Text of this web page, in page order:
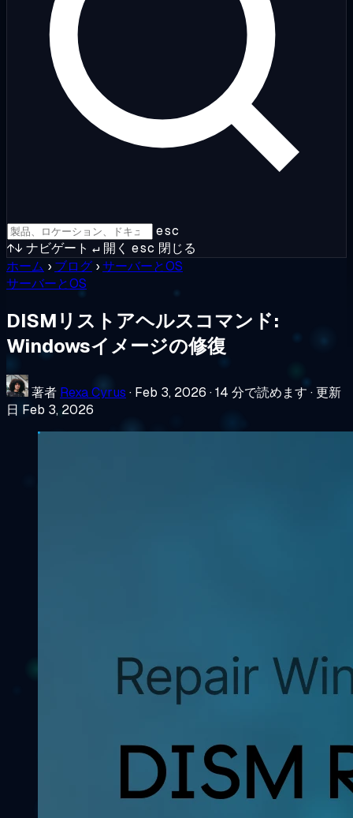
esc
↑↓ ナビゲート ↵ 開く esc 閉じる
ホーム › ブログ ›サーバーとOS
サーバーとOS
DISMリストアヘルスコマンド:
Windowsイメージの修復
著者 Rexa Cyrus · Feb 3, 2026 ·14 分で読めます ·更新
日 Feb 3, 2026